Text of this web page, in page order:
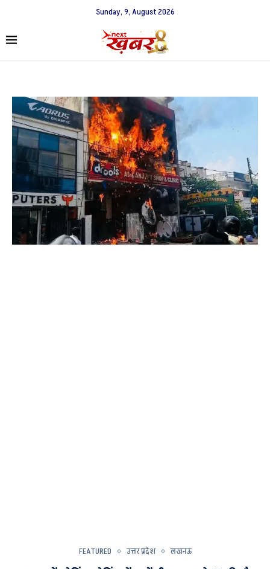
Sunday, 9, August 2026
FEATURED उत्तर प्रदेश लखनऊ